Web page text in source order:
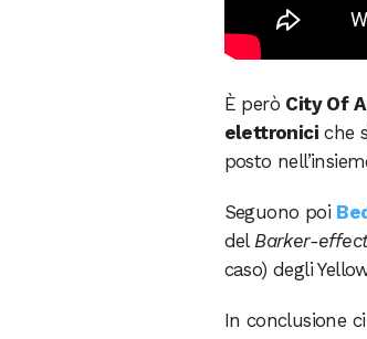
È però City Of
elettroniciche
posto
Seguono poi
del Barker-
caso) degli
In conclusione